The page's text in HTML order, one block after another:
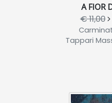
A FIOR
€ 11,00
Tappari